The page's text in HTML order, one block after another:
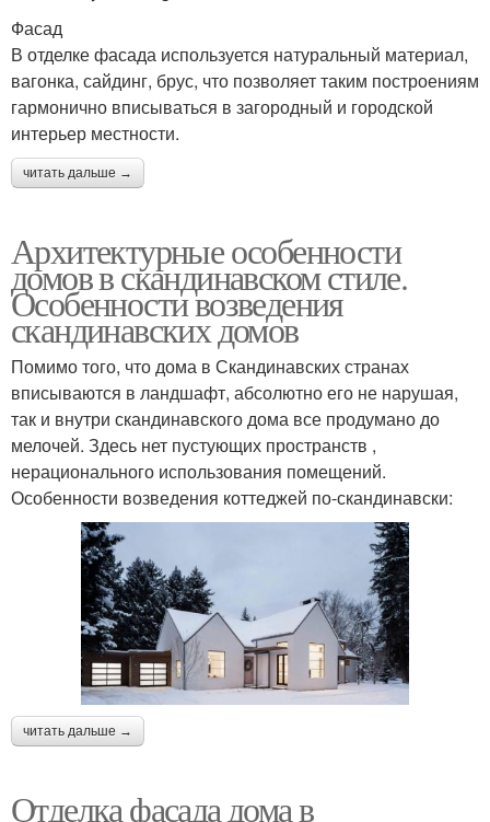
Фасад
В отделке фасада используется натуральный материал,
вагонка, сайдинг, брус, что позволяет таким построениям
гармонично вписываться в загородный и городской
интерьер местности.
читать дальше →
Архитектурные особенности
домов в скандинавском стиле.
Особенности возведения
скандинавских домов
Помимо того, что дома в Скандинавских странах
вписываются в ландшафт, абсолютно его не нарушая,
так и внутри скандинавского дома все продумано до
мелочей. Здесь нет пустующих пространств ,
нерационального использования помещений.
Особенности возведения коттеджей по-скандинавски:
читать дальше →
Отделка фасада дома в